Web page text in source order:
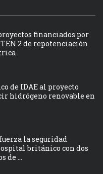
financiados por
2 de repotenciación
de IDAE al proyecto
hidrógeno renovable en
la seguridad
británico con dos
de ...